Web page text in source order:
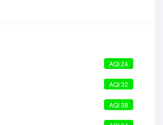
AQI 24
AQI 32
AQI 38